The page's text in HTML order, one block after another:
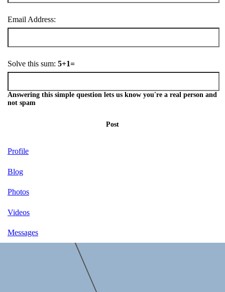
Email Address:
Solve this sum: 5+1=
Answering this simple question lets us know you're a real person and
not spam
Post
Profile
Blog
Photos
Videos
Messages